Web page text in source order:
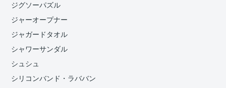
ジグソーパズル
ジャーオープナー
ジャガードタオル
シャワーサンダル
シュシュ
シリコンバンド・ラババン